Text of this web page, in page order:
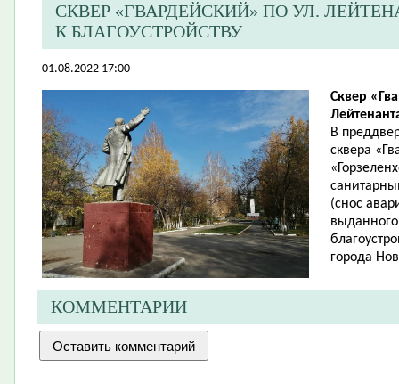
​СКВЕР «ГВАРДЕЙСКИЙ» ПО УЛ.
К БЛАГОУСТРОЙСТВУ
01.08.2022 17:00
Сквер
В
сквера
(снос
города
КОММЕНТАРИИ